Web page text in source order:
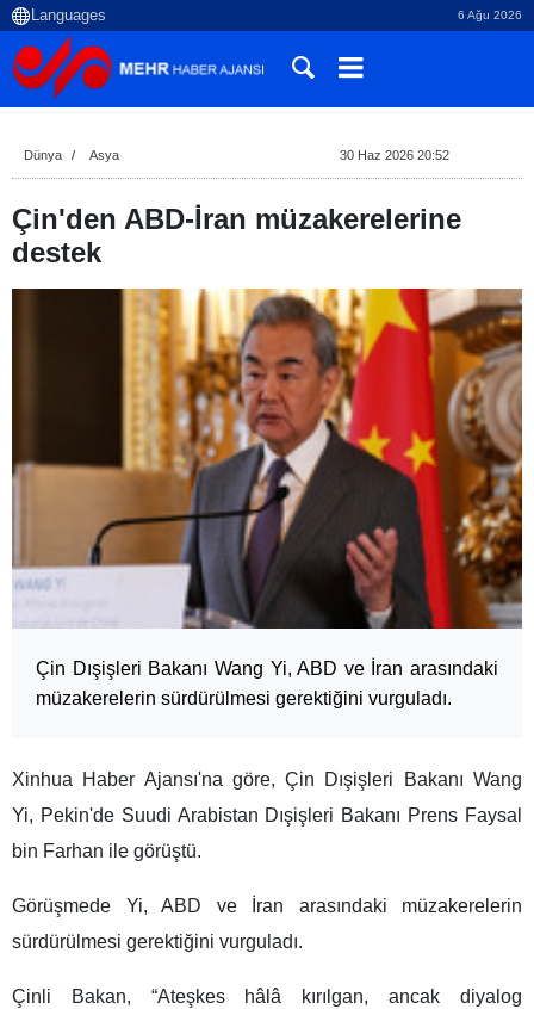
6 Ağu 2026
Dünya Asya 30 Haz 2026 20:52
Çin'den ABD-İran müzakerelerine
destek
Çin Dışişleri Bakanı Wang Yi, ABD ve İran arasındaki
müzakerelerin sürdürülmesi gerektiğini vurguladı.
Xinhua Haber Ajansı'na göre, Çin Dışişleri Bakanı Wang
Yi, Pekin'de Suudi Arabistan Dışişleri Bakanı Prens Faysal
bin Farhan ile görüştü.
Görüşmede Yi, ABD ve İran arasındaki müzakerelerin
sürdürülmesi gerektiğini vurguladı.
Çinli Bakan, “Ateşkes hâlâ kırılgan, ancak diyalog